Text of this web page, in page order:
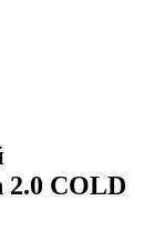
2.0 COLD